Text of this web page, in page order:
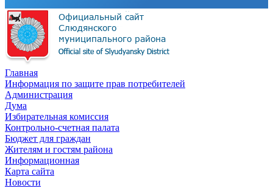
Главная
Информация по защите прав потребителей
Администрация
Дума
Избирательная комиссия
Контрольно-счетная палата
Бюджет для граждан
Жителям и гостям района
Информационная
Карта сайта
Новости